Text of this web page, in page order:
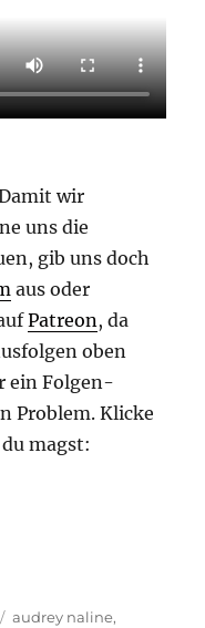
wir
uns die
gib uns doch
aus oder
Patreon , da
oben
ein Folgen-
Problem. Klicke
magst:
Schlagwörter
audrey naline,